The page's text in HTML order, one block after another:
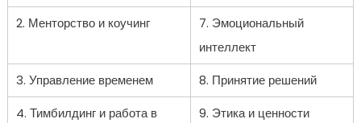
2. Менторство и коучинг
7. Эмоциональный
интеллект
3. Управление временем
8. Принятие решений
4. Тимбилдинг и работа в
9. Этика и ценности